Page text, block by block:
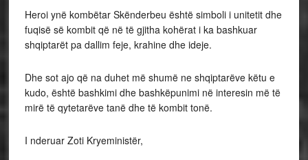
Heroi ynë kombëtar Skënderbeu është simboli i unitetit dhe
fuqisë së kombit që në të gjitha kohërat i ka bashkuar
shqiptarët pa dallim feje, krahine dhe ideje.
Dhe sot ajo që na duhet më shumë ne shqiptarëve këtu e
kudo, është bashkimi dhe bashkëpunimi në interesin më të
mirë të qytetarëve tanë dhe të kombit tonë.
I nderuar Zoti Kryeministër,